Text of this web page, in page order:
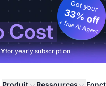
Cost
Get your
33% off
+ free AI Agent
for yearly subscription